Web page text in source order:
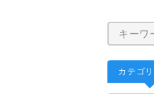
カテゴ